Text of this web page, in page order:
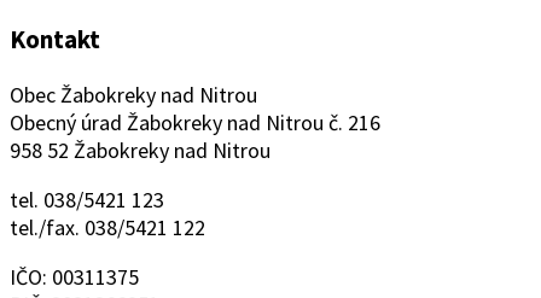
Kontakt
Obec Žabokreky nad Nitrou
Obecný úrad Žabokreky nad Nitrou č. 216
958 52 Žabokreky nad Nitrou
tel. 038/5421 123
tel./fax. 038/5421 122
IČO: 00311375